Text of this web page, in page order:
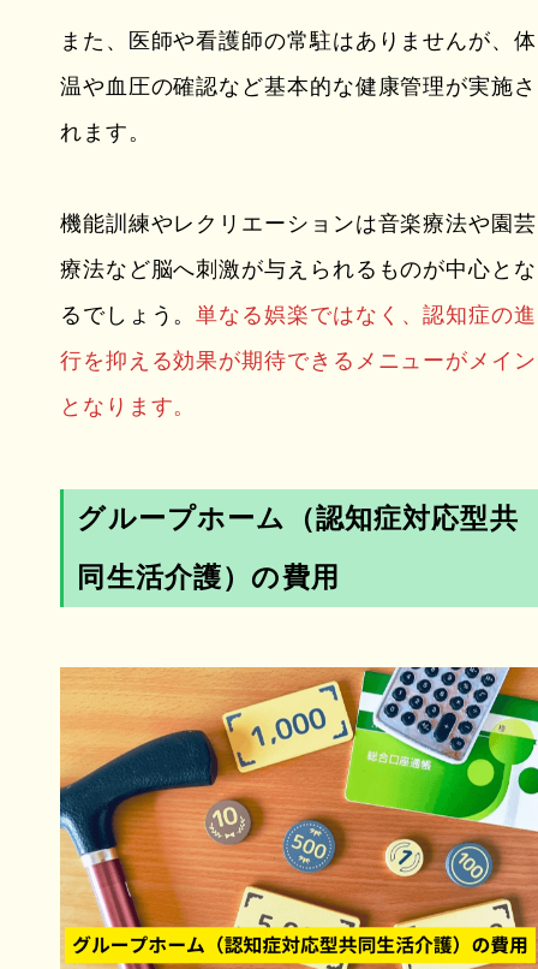
また、医師や看護師の常駐はありませんが、体
温や血圧の確認など基本的な健康管理が実施さ
れます。
機能訓練やレクリエーションは音楽療法や園芸
療法など脳へ刺激が与えられるものが中心とな
るでしょう。単なる娯楽ではなく、認知症の進
行を抑える効果が期待できるメニューがメイン
となります。
グループホーム（認知症対応型共
同生活介護）の費用